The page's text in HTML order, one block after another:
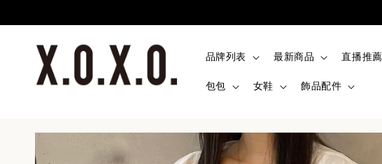
品牌列表 最新商品 直播推薦
包包 女鞋 飾品配件